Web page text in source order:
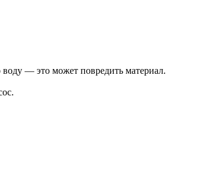
— это может повредить материал.